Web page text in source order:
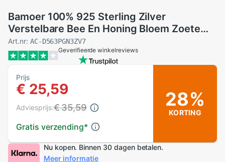
Bamoer 100% 925 Sterling Zilver
Verstelbare Bee En Honing Bloem Zoete
Wens Vinger Ringen Voor Vrouwen Party
Zilveren Sieraden BSR013
Art.nr: AC-D563PGN3ZV7
Geverifieerde winkelreviews
Prijs
€ 25,59
Gratis verzending*
Adviesprijs:€ 35,59 28%
KORTING
Nu kopen. Binnen 30 dagen betalen.
Meer informatie